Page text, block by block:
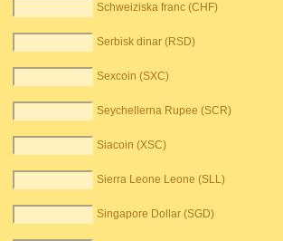
Schweiziska franc (CHF)
Serbisk dinar (RSD)
Sexcoin (SXC)
Seychellerna Rupee (SCR)
Siacoin (XSC)
Sierra Leone Leone (SLL)
Singapore Dollar (SGD)